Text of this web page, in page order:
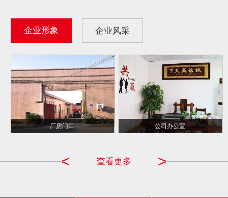
企业形象 企业风采
厂房门口 公司办公室
>
查看更多
<
千千合 CCTV ... 品牌商